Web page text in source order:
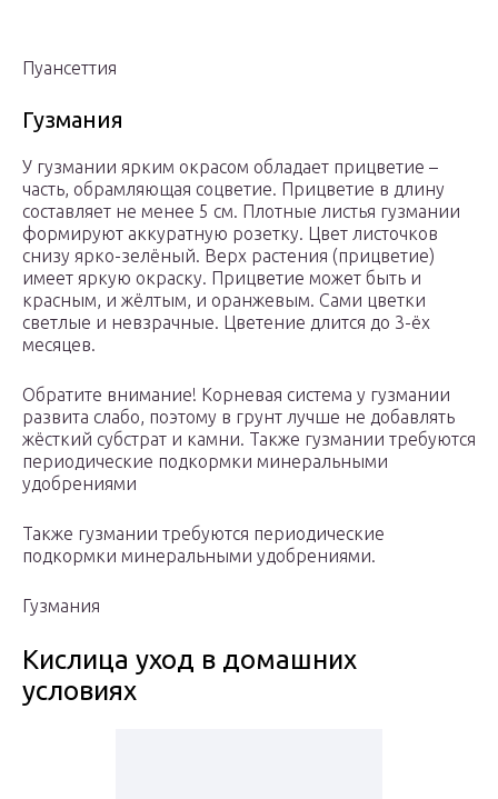
Пуансеттия
Гузмания
У гузмании ярким окрасом обладает прицветие –
часть, обрамляющая соцветие. Прицветие в длину
составляет не менее 5 см. Плотные листья гузмании
формируют аккуратную розетку. Цвет листочков
снизу ярко-зелёный. Верх растения (прицветие)
имеет яркую окраску. Прицветие может быть и
красным, и жёлтым, и оранжевым. Сами цветки
светлые и невзрачные. Цветение длится до 3-ёх
месяцев.
Обратите внимание! Корневая система у гузмании
развита слабо, поэтому в грунт лучше не добавлять
жёсткий субстрат и камни. Также гузмании требуются
периодические подкормки минеральными
удобрениями
Также гузмании требуются периодические
подкормки минеральными удобрениями.
Гузмания
Кислица уход в домашних
условиях